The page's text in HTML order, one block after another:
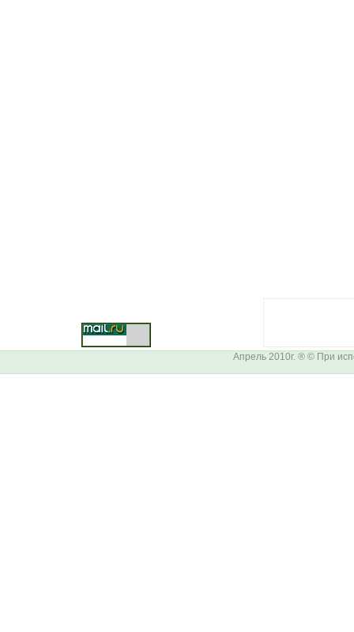
Апрель 2010г. ® © При